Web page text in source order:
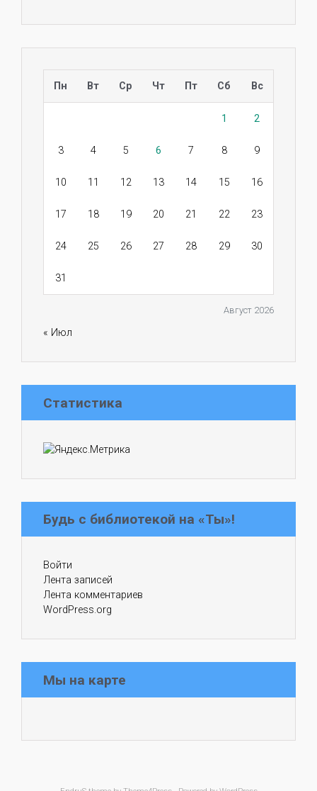
Август 2026
Пн Вт Ср Чт Пт Сб Вс
1 2
3 4 5 6 7 8 9
10 11 12 13 14 15 16
17 18 19 20 21 22 23
24 25 26 27 28 29 30
31
« Июл
Статистика
Будь с библиотекой на «Ты»!
Войти
Лента записей
Лента комментариев
WordPress.org
Мы на карте